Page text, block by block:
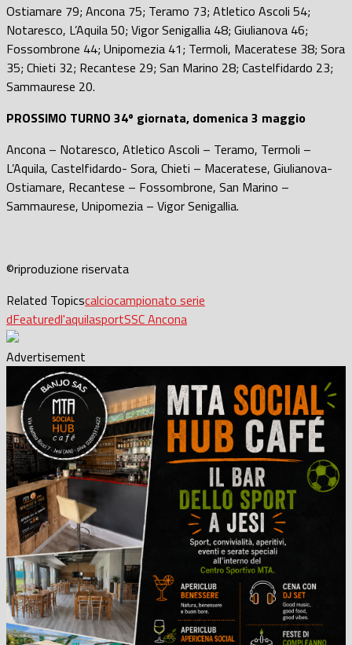
Ostiamare 79; Ancona 75; Teramo 73; Atletico Ascoli 54;
Notaresco, L’Aquila 50; Vigor Senigallia 48; Giulianova 46;
Fossombrone 44; Unipomezia 41; Termoli, Maceratese 38; Sora
35; Chieti 32; Recantese 29; San Marino 28; Castelfidardo 23;
Sammaurese 20.
PROSSIMO TURNO 34º giornata, domenica 3 maggio
Ancona – Notaresco, Atletico Ascoli – Teramo, Termoli –
L’Aquila, Castelfidardo- Sora, Chieti – Maceratese, Giulianova-
Ostiamare, Recantese – Fossombrone, San Marino –
Sammaurese, Unipomezia – Vigor Senigallia.
©️riproduzione riservata
Related Topicscalciocampionato serie
dFeaturedl'aquilasportSSC Ancona
Advertisement